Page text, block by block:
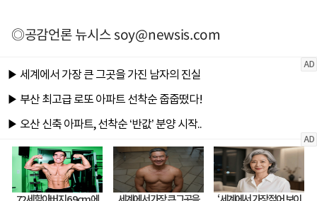
◎공감언론 뉴시스soy@newsis.com